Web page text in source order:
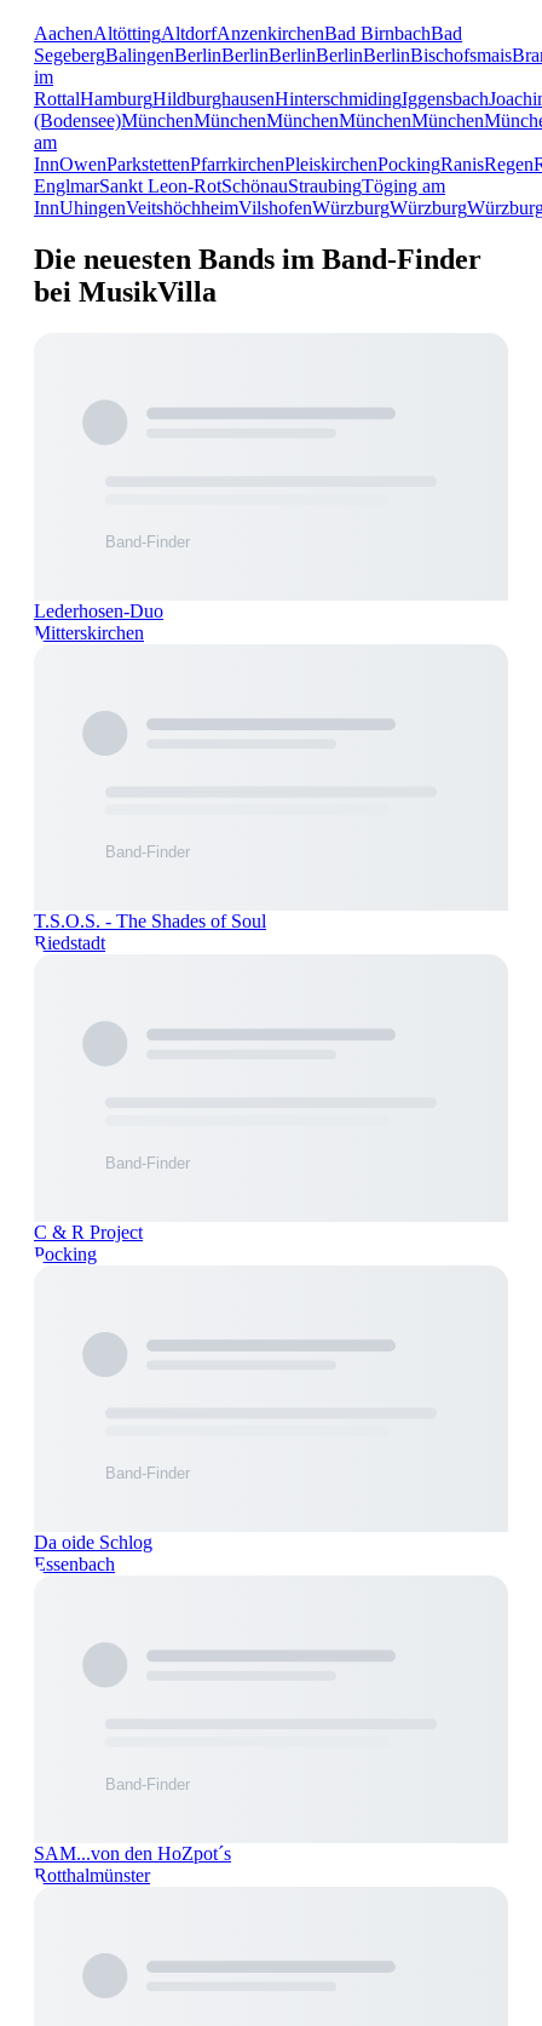
AachenAltöttingAltdorfAnzenkirchenBad BirnbachBad
SegebergBalingenBerlinBerlinBerlinBerlinBerlinBischofsmais
im
RottalHamburgHildburghausenHinterschmidingIggensbach
(Bodensee)MünchenMünchenMünchenMünchenMünchen
am
InnOwenParkstettenPfarrkirchenPleiskirchenPockingRanisRegen
EnglmarSankt Leon-RotSchönauStraubingTöging am
InnUhingenVeitshöchheimVilshofenWürzburgWürzburg
Die neuesten Bands im Band-Finder
bei MusikVilla
Lederhosen-Duo
Mitterskirchen
T.S.O.S. - The Shades of Soul
Riedstadt
C & R Project
Pocking
Da oide Schlog
Essenbach
SAM...von den HoZpot´s
Rotthalmünster